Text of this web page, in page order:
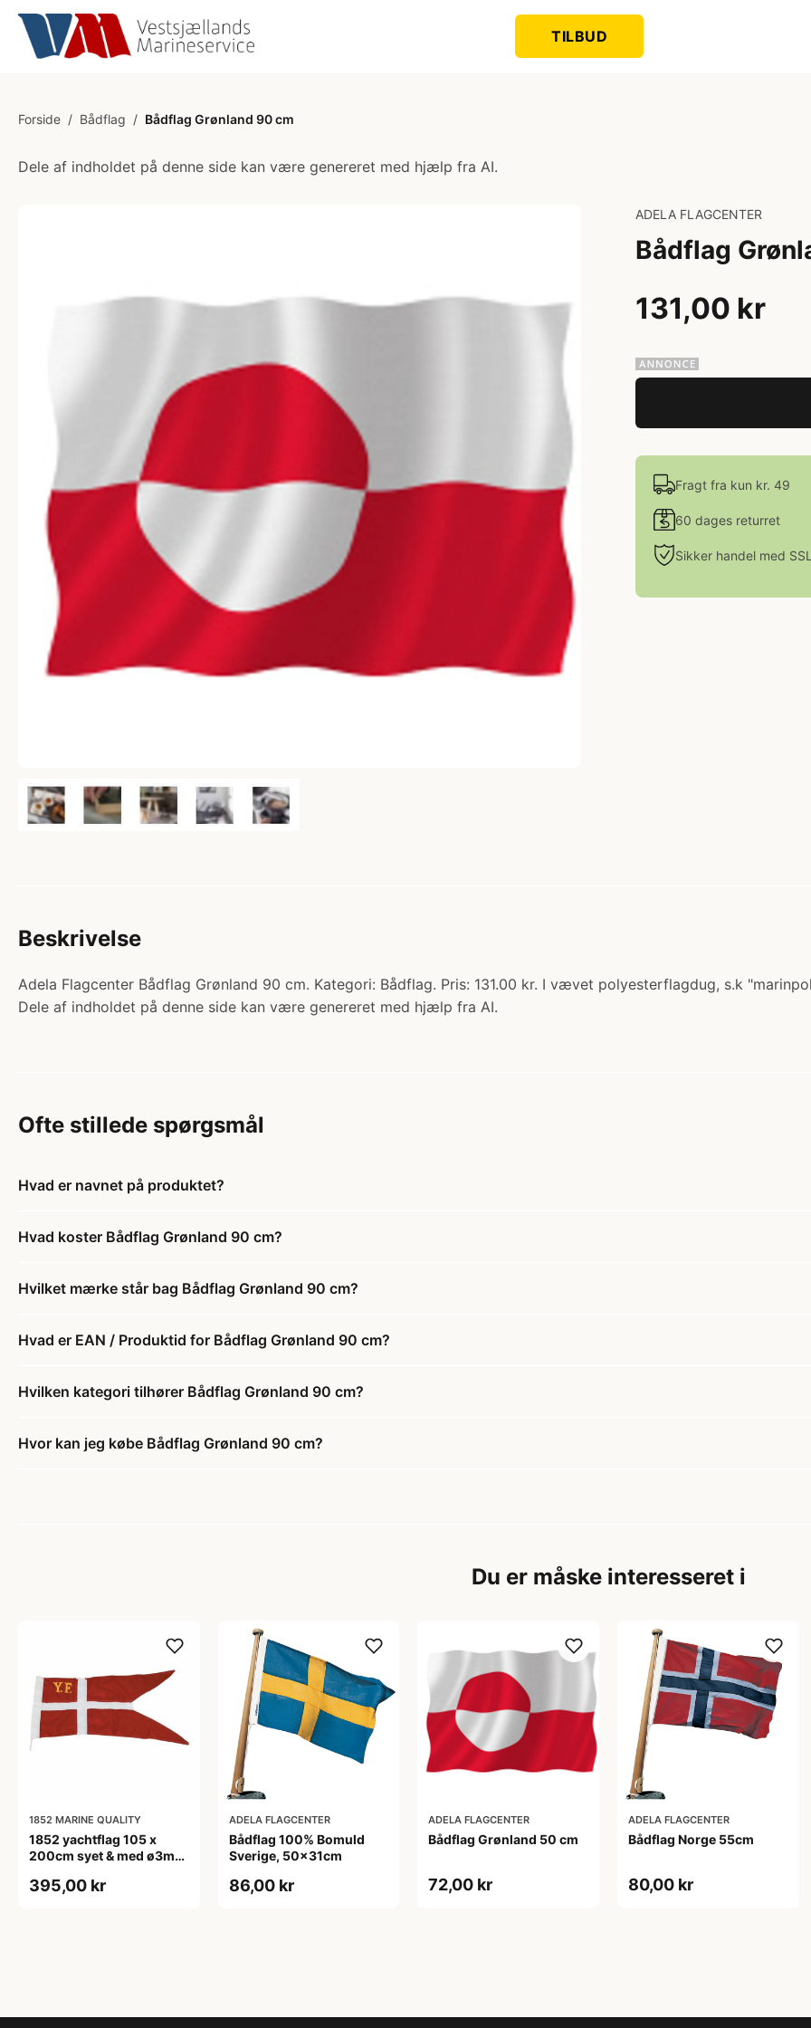
TILBUD
Forside / Bådflag / Bådflag Grønland 90 cm
Dele af indholdet på denne side kan være genereret med hjælp fra AI.
ADELA FLAGCENTER
Bådflag
131,00 kr
Fragt fra kun kr. 49
60 dages returret
Sikker handel med
Beskrivelse
Adela Flagcenter Bådflag Grønland 90 cm. Kategori: Bådflag. Pris: 131.00 kr. I vævet polyesterflagdug, s.k
Dele af indholdet på denne side kan være genereret med hjælp fra AI.
Ofte stillede spørgsmål
Hvad er navnet på produktet?
Hvad koster Bådflag Grønland 90 cm?
Hvilket mærke står bag Bådflag Grønland 90 cm?
Hvad er EAN / Produktid for Bådflag Grønland 90 cm?
Hvilken kategori tilhører Bådflag Grønland 90 cm?
Hvor kan jeg købe Bådflag Grønland 90 cm?
Du er måske interesseret i
1852 MARINE QUALITY
1852 yachtflag 105 x
200cm syet & med ø3mm
395,00 kr
ADELA FLAGCENTER
Bådflag 100% Bomuld
Sverige, 50x31cm
86,00 kr
ADELA FLAGCENTER
Bådflag Grønland 50 cm
72,00 kr
ADELA FLAGCENTER
Bådflag Norge 55cm
80,00 kr